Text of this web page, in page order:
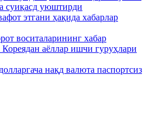
суиқасд уюштирди
этгани ҳақида хабарлар
воситаларининг хабар
аёллар ишчи гуруҳлари
нақд валюта паспортсиз